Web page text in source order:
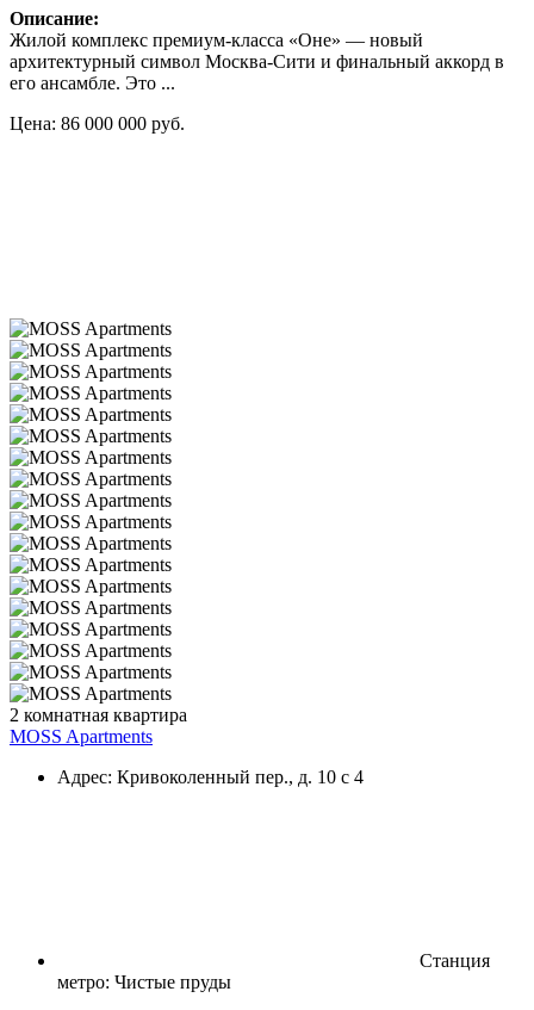
Описание:
Жилой комплекс премиум-класса «Оне» — новый
архитектурный символ Москва-Сити и финальный аккорд в
его ансамбле. Это ...
Цена: 86 000 000 руб.
2 комнатная квартира
MOSS Apartments
Адрес: Кривоколенный пер., д. 10 с 4
Станция
метро: Чистые пруды